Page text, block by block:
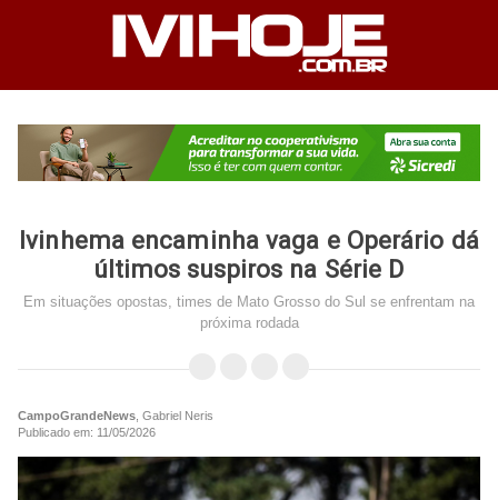
Ivinhema encaminha vaga e Operário dá
últimos suspiros na Série D
Em situações opostas, times de Mato Grosso do Sul se enfrentam na
próxima rodada
CampoGrandeNews , Gabriel Neris
Publicado em: 11/05/2026